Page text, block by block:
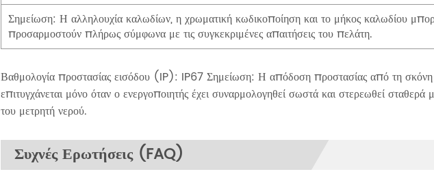
Σημείωση: Η αλληλουχία καλωδίων, η χρωματική κωδικοποίηση και το μήκος καλωδίου
προσαρμοστούν πλήρως σύμφωνα με τις συγκεκριμένες απαιτήσεις του πελάτη.
Βαθμολογία προστασίας εισόδου (IP): IP67 Σημείωση: Η απόδοση προστασίας από τη σκόνη
επιτυγχάνεται μόνο όταν ο ενεργοποιητής έχει συναρμολογηθεί σωστά και στερεωθεί σταθερά
του μετρητή νερού.
Συχνές Ερωτήσεις (FAQ)